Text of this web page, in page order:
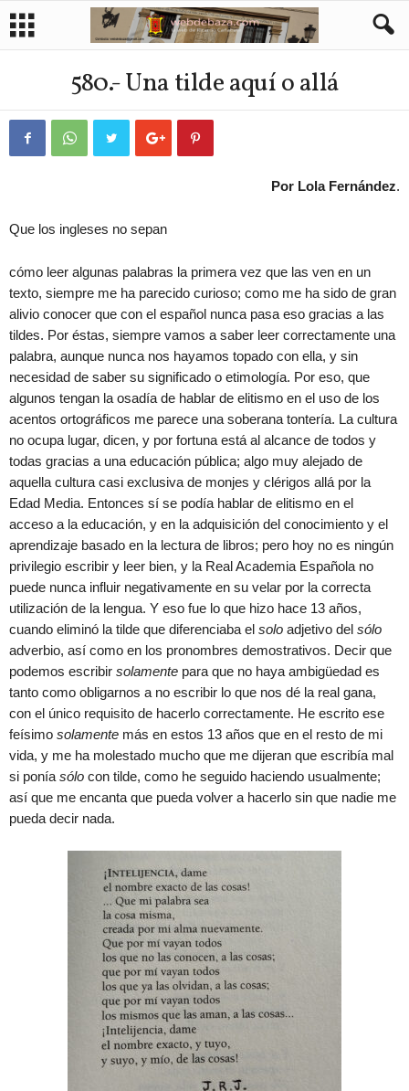
580.- Una tilde aquí o allá
Por Lola Fernández.
Que los ingleses no sepan
cómo leer algunas palabras la primera vez que las ven en un
texto, siempre me ha parecido curioso; como me ha sido de gran
alivio conocer que con el español nunca pasa eso gracias a las
tildes. Por éstas, siempre vamos a saber leer correctamente una
palabra, aunque nunca nos hayamos topado con ella, y sin
necesidad de saber su significado o etimología. Por eso, que
algunos tengan la osadía de hablar de elitismo en el uso de los
acentos ortográficos me parece una soberana tontería. La cultura
no ocupa lugar, dicen, y por fortuna está al alcance de todos y
todas gracias a una educación pública; algo muy alejado de
aquella cultura casi exclusiva de monjes y clérigos allá por la
Edad Media. Entonces sí se podía hablar de elitismo en el
acceso a la educación, y en la adquisición del conocimiento y el
aprendizaje basado en la lectura de libros; pero hoy no es ningún
privilegio escribir y leer bien, y la Real Academia Española no
puede nunca influir negativamente en su velar por la correcta
utilización de la lengua. Y eso fue lo que hizo hace 13 años,
cuando eliminó la tilde que diferenciaba el solo adjetivo del sólo
adverbio, así como en los pronombres demostrativos. Decir que
podemos escribir solamente para que no haya ambigüedad es
tanto como obligarnos a no escribir lo que nos dé la real gana,
con el único requisito de hacerlo correctamente. He escrito ese
feísimo solamente más en estos 13 años que en el resto de mi
vida, y me ha molestado mucho que me dijeran que escribía mal
si ponía sólo con tilde, como he seguido haciendo usualmente;
así que me encanta que pueda volver a hacerlo sin que nadie me
pueda decir nada.